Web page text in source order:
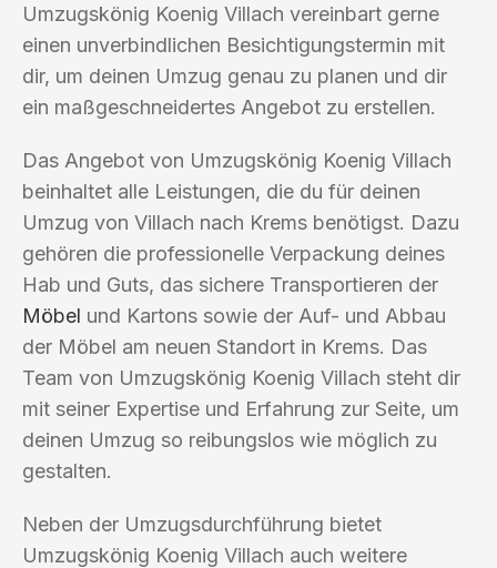
Umzugskönig Koenig Villach vereinbart gerne
einen unverbindlichen Besichtigungstermin mit
dir, um deinen Umzug genau zu planen und dir
ein maßgeschneidertes Angebot zu erstellen.
Das Angebot von Umzugskönig Koenig Villach
beinhaltet alle Leistungen, die du für deinen
Umzug von Villach nach Krems benötigst. Dazu
gehören die professionelle Verpackung deines
Hab und Guts, das sichere Transportieren der
Möbel und Kartons sowie der Auf- und Abbau
der Möbel am neuen Standort in Krems. Das
Team von Umzugskönig Koenig Villach steht dir
mit seiner Expertise und Erfahrung zur Seite, um
deinen Umzug so reibungslos wie möglich zu
gestalten.
Neben der Umzugsdurchführung bietet
Umzugskönig Koenig Villach auch weitere